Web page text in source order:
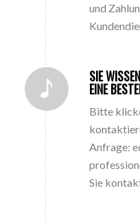
und
SIE
EINE
Bitte
Anfrage:
Sie